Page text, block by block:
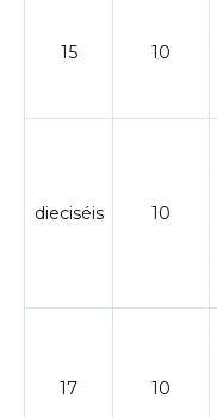
15 10
dieciséis 10
17 10